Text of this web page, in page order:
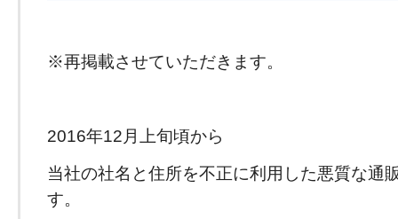
※再掲載させていただきます。
2016年12月上旬頃から
当社の社名と住所を不正に利用した悪質な通
す。